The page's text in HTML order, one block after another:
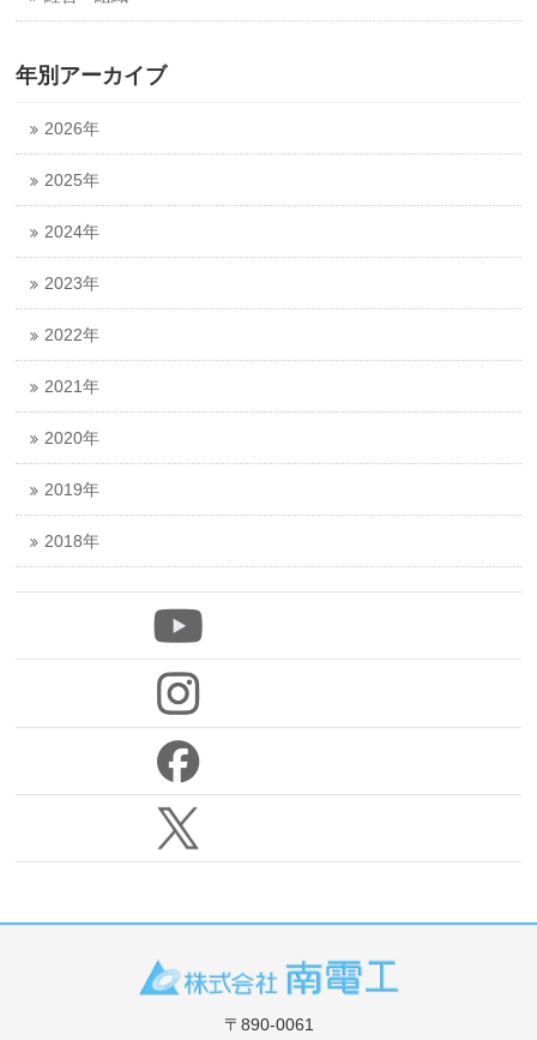
年別アーカイブ
2026年
2025年
2024年
2023年
2022年
2021年
2020年
2019年
2018年
〒890-0061